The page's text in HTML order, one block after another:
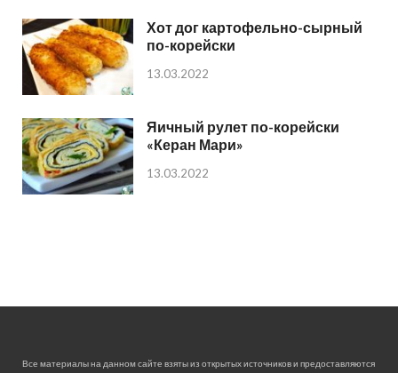
Хот дог картофельно-сырный
по-корейски
13.03.2022
Яичный рулет по-корейски
«Керан Мари»
13.03.2022
Все материалы на данном сайте взяты из открытых источников и предоставляются